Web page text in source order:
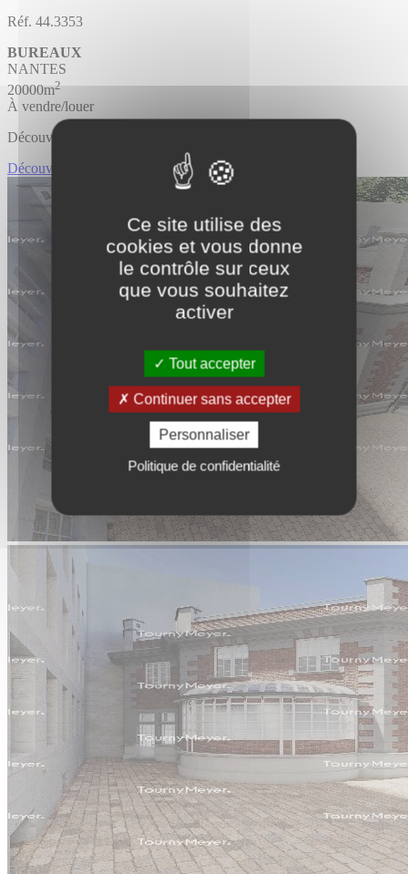
Ce site utilise des
cookies et vous donne
le contrôle sur ceux
que vous souhaitez
activer
Tout accepter
Continuer sans accepter
Personnaliser
Politique de confidentialité
Réf. 44.3353
BUREAUX
NANTES
20000m2
À vendre/louer
Découvrir l'offre
Découvrir BUREAUX